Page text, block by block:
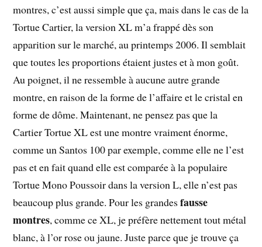
montres, c’est aussi simple que ça, mais dans le cas de la
Tortue Cartier, la version XL m’a frappé dès son
apparition sur le marché, au printemps 2006. Il semblait
que toutes les proportions étaient justes et à mon goût.
Au poignet, il ne ressemble à aucune autre grande
montre, en raison de la forme de l’affaire et le cristal en
forme de dôme. Maintenant, ne pensez pas que la
Cartier Tortue XL est une montre vraiment énorme,
comme un Santos 100 par exemple, comme elle ne l’est
pas et en fait quand elle est comparée à la populaire
Tortue Mono Poussoir dans la version L, elle n’est pas
beaucoup plus grande. Pour les grandesfausse
montres, comme ce XL, je préfère nettement tout métal
blanc, à l’or rose ou jaune. Juste parce que je trouve ça